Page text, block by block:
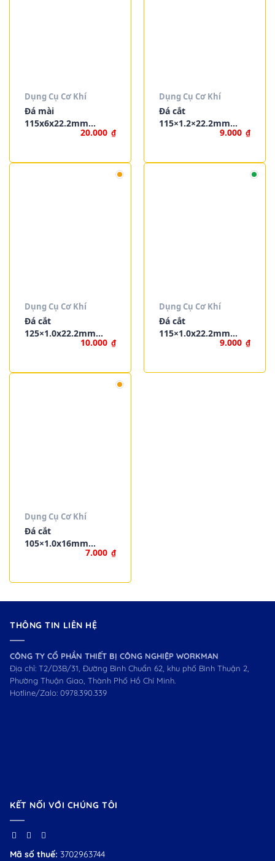
Dụng Cụ Cơ Khí
Đá mài
115x6x22.2mm
WOKIN 76081120.000 ₫
Dụng Cụ Cơ Khí
Đá cắt
115×1.2×22.2mm
WOKIN 7601119.000 ₫
Dụng Cụ Cơ Khí
Đá cắt
125×1.0x22.2mm
WOKIN 76001210.000 ₫
Dụng Cụ Cơ Khí
Đá cắt
115×1.0x22.2mm
WOKIN 7600119.000 ₫
Dụng Cụ Cơ Khí
Đá cắt
105×1.0x16mm
WOKIN 7600107.000 ₫
THÔNG TIN LIÊN HỆ
CÔNG TY CỔ PHẦN THIẾT BỊ CÔNG NGHIỆP WORKMAN
Địa chỉ: T2/D3B/31, Đường Bình Chuẩn 62, khu phố Bình Thuận 2,
Phường Thuận Giao, Thành Phố Hồ Chí Minh.
Hotline/Zalo: 0978.390.339
KẾT NỐI VỚI CHÚNG TÔI
Mã số thuế: 3702963744